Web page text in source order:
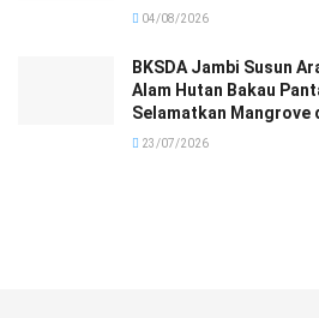
04/08/2026
BKSDA Jambi Susun
Alam Hutan Bakau
Selamatkan Mangrove
23/07/2026